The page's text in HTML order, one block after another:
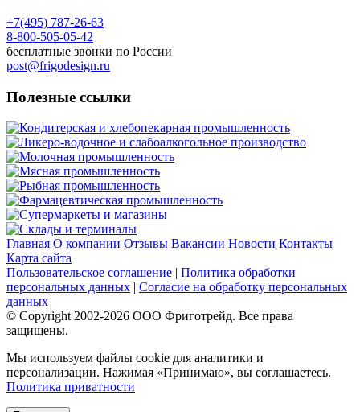
+7(495) 787-26-63
8-800-505-05-42
бесплатные звонки по России
post@frigodesign.ru
Полезные ссылки
Кондитерская и хлебопекарная промышленность
Ликеро-водочное и слабоалкогольное производство
Молочная промышленность
Мясная промышленность
Рыбная промышленность
Фармацевтическая промышленность
Супермаркеты и магазины
Склады и терминалы
Главная О компании Отзывы Вакансии Новости Контакты
Карта сайта
Пользовательское соглашение
Политика обработки
персональных данных
Согласие на обработку персональных
данных
© Copyright 2002-2026 ООО Фриготрейд. Все права
защищены.
Мы используем файлы cookie для аналитики и
персонализации. Нажимая «Принимаю», вы соглашаетесь.
Политика приватности